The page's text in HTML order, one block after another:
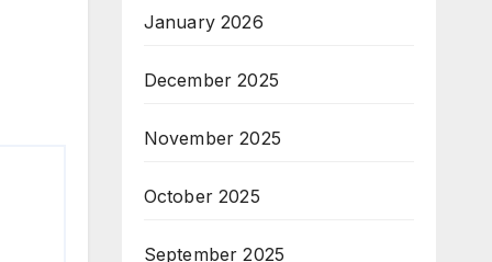
January 2026
December 2025
November 2025
October 2025
September 2025